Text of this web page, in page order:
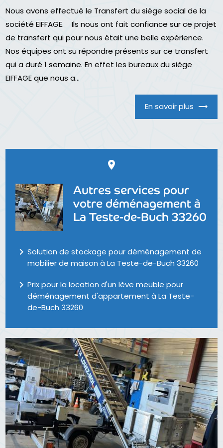
Nous avons effectué le Transfert du siège social de la
société EIFFAGE. Ils nous ont fait confiance sur ce projet
de transfert qui pour nous était une belle expérience.
Nos équipes ont su répondre présents sur ce transfert
qui a duré 1 semaine. En effet les bureaux du siège
EIFFAGE que nous a...
En savoir plus
place
Autres services pour
votre déménagement à
La Teste-de-Buch 33260
navigate_nextSolution de stockage pour déménagement de
mobilier de maison à La Teste-de-Buch 33260
navigate_nextPrix pour la location d'un lève meuble pour
déménagement d'appartement à La Teste-
de-Buch 33260